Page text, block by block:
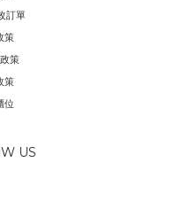
訂單
策
策
策
位
US